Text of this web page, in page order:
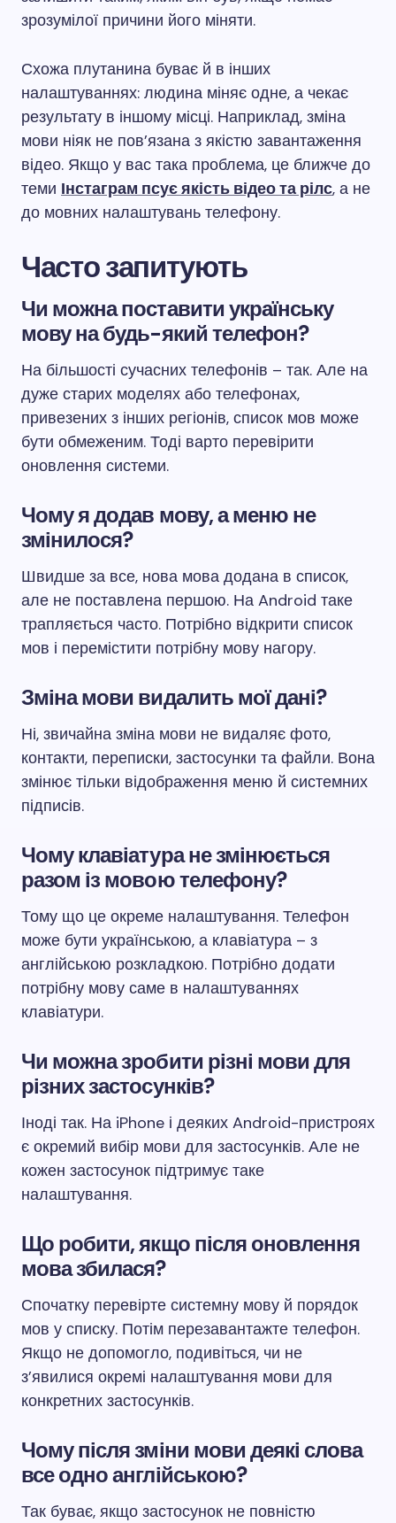
зрозумілої причини його міняти.
Схожа плутанина буває й в інших
налаштуваннях: людина міняє одне, а чекає
результату в іншому місці. Наприклад, зміна
мови ніяк не пов’язана з якістю завантаження
відео. Якщо у вас така проблема, це ближче до
теми Інстаграм псує якість відео та рілс, а не
до мовних налаштувань телефону.
Часто запитують
Чи можна поставити українську
мову на будь-який телефон?
На більшості сучасних телефонів – так. Але на
дуже старих моделях або телефонах,
привезених з інших регіонів, список мов може
бути обмеженим. Тоді варто перевірити
оновлення системи.
Чому я додав мову, а меню не
змінилося?
Швидше за все, нова мова додана в список,
але не поставлена першою. На Android таке
трапляється часто. Потрібно відкрити список
мов і перемістити потрібну мову нагору.
Зміна мови видалить мої дані?
Ні, звичайна зміна мови не видаляє фото,
контакти, переписки, застосунки та файли. Вона
змінює тільки відображення меню й системних
підписів.
Чому клавіатура не змінюється
разом із мовою телефону?
Тому що це окреме налаштування. Телефон
може бути українською, а клавіатура – з
англійською розкладкою. Потрібно додати
потрібну мову саме в налаштуваннях
клавіатури.
Чи можна зробити різні мови для
різних застосунків?
Іноді так. На iPhone і деяких Android-пристроях
є окремий вибір мови для застосунків. Але не
кожен застосунок підтримує таке
налаштування.
Що робити, якщо після оновлення
мова збилася?
Спочатку перевірте системну мову й порядок
мов у списку. Потім перезавантажте телефон.
Якщо не допомогло, подивіться, чи не
з’явилися окремі налаштування мови для
конкретних застосунків.
Чому після зміни мови деякі слова
все одно англійською?
Так буває, якщо застосунок не повністю